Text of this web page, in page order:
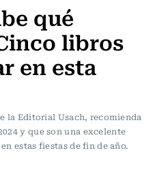
qué
libros
en esta
la Editorial Usach, recomienda
y que son una excelente
estas fiestas de fin de año.